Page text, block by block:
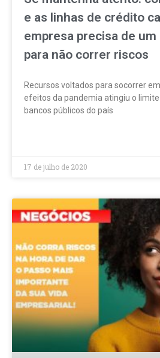
e as linhas de crédito
empresa precisa de
para não correr riscos
Recursos voltados para socorrer
efeitos da pandemia atingiu o
bancos públicos do país
17 de julho de 2020